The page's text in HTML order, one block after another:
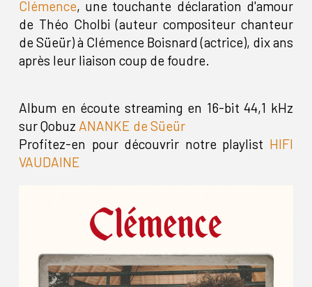
Clémence, une touchante déclaration d'amour
de Théo Cholbi (auteur compositeur chanteur
de Süeür) à Clémence Boisnard (actrice), dix ans
après leur liaison coup de foudre.
Album en écoute streaming en 16-bit 44,1 kHz
sur Qobuz ANANKE de Süeür
Profitez-en pour découvrir notre playlist HIFI
VAUDAINE